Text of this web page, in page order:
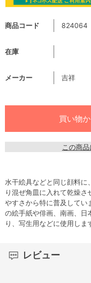
商品コード 824064
在庫
メーカー 吉祥
この商
水干絵具などと同じ顔料に
り混ぜ角皿に入れて乾燥
やすさから特に普及してい
の絵手紙や俳画、南画、日
り、写生用などに使用しま
レビュー